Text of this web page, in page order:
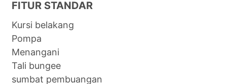
FITUR STANDAR
Kursi belakang
Pompa
Menangani
Tali bungee
sumbat pembuangan